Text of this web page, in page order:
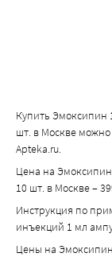
Купить Эмоксипин
шт. в Москве можно
Apteka.ru.
Цена на
10 шт. в Москве –
Инструкция по
инъекций 1 мл
Цены на Эмоксипин